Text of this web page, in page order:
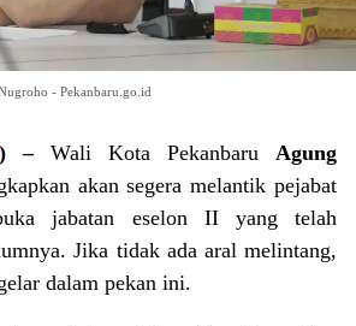
- Pekanbaru.go.id
) –Wali Kota Pekanbaru Agung
akan segera melantik pejabat
jabatan eselon II yang telah
Jika tidak ada aral melintang,
dalam pekan ini.